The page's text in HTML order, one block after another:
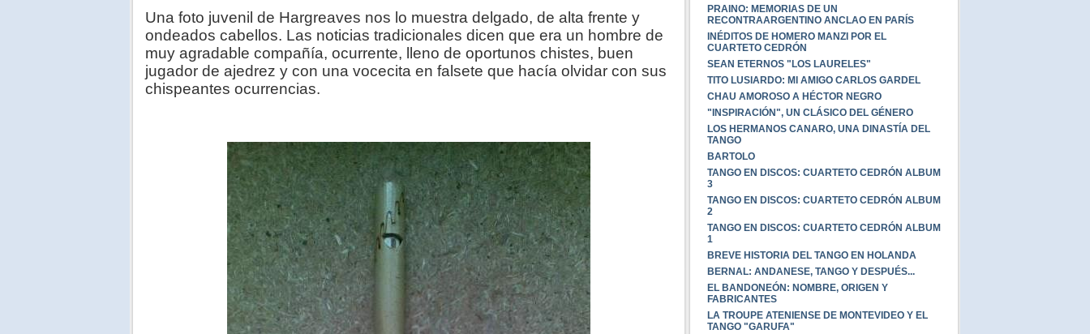
Una foto juvenil de Hargreaves nos lo muestra delgado, de alta frente y
ondeados cabellos. Las noticias tradicionales dicen que era un hombre de
muy agradable compañía, ocurrente, lleno de oportunos chistes, buen
jugador de ajedrez y con una vocecita en falsete que hacía olvidar con sus
chispeantes ocurrencias.
PRAINO: MEMORIAS DE UN
RECONTRAARGENTINO ANCLAO EN PARÍS
INÉDITOS DE HOMERO MANZI POR EL
CUARTETO CEDRÓN
SEAN ETERNOS "LOS LAURELES"
TITO LUSIARDO: MI AMIGO CARLOS GARDEL
CHAU AMOROSO A HÉCTOR NEGRO
"INSPIRACIÓN", UN CLÁSICO DEL GÉNERO
LOS HERMANOS CANARO, UNA DINASTÍA DEL
TANGO
BARTOLO
TANGO EN DISCOS: CUARTETO CEDRÓN ALBUM
3
TANGO EN DISCOS: CUARTETO CEDRÓN ALBUM
2
TANGO EN DISCOS: CUARTETO CEDRÓN ALBUM
1
BREVE HISTORIA DEL TANGO EN HOLANDA
BERNAL: ANDANESE, TANGO Y DESPUÉS...
EL BANDONEÓN: NOMBRE, ORIGEN Y
FABRICANTES
LA TROUPE ATENIENSE DE MONTEVIDEO Y EL
TANGO "GARUFA"